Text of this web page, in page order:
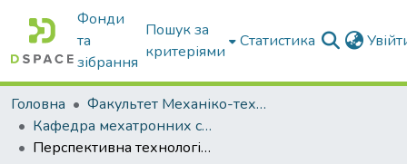
Фонди
та
зібрання
Пошук за
критеріями
Статистика
Головна
Факультет Механіко-технологічний
Кафедра мехатронних систем тракторів та сільскогосподарських машин
Перспективна технологія вирощування гірчиці на півдні України